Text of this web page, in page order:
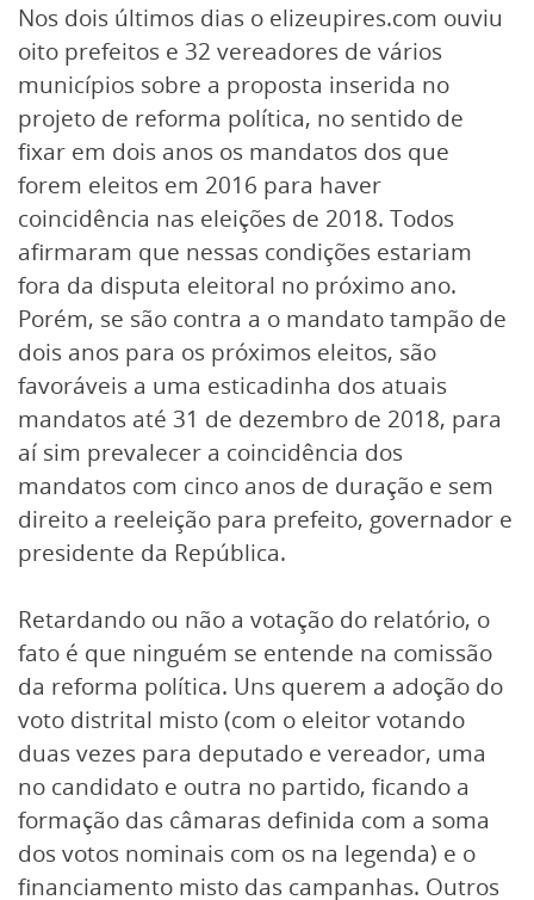
Nos dois últimos dias o elizeupires.com ouviu
oito prefeitos e 32 vereadores de vários
municípios sobre a proposta inserida no
projeto de reforma política, no sentido de
fixar em dois anos os mandatos dos que
forem eleitos em 2016 para haver
coincidência nas eleições de 2018. Todos
afirmaram que nessas condições estariam
fora da disputa eleitoral no próximo ano.
Porém, se são contra a o mandato tampão de
dois anos para os próximos eleitos, são
favoráveis a uma esticadinha dos atuais
mandatos até 31 de dezembro de 2018, para
aí sim prevalecer a coincidência dos
mandatos com cinco anos de duração e sem
direito a reeleição para prefeito, governador e
presidente da República.
Retardando ou não a votação do relatório, o
fato é que ninguém se entende na comissão
da reforma política. Uns querem a adoção do
voto distrital misto (com o eleitor votando
duas vezes para deputado e vereador, uma
no candidato e outra no partido, ficando a
formação das câmaras definida com a soma
dos votos nominais com os na legenda) e o
financiamento misto das campanhas. Outros